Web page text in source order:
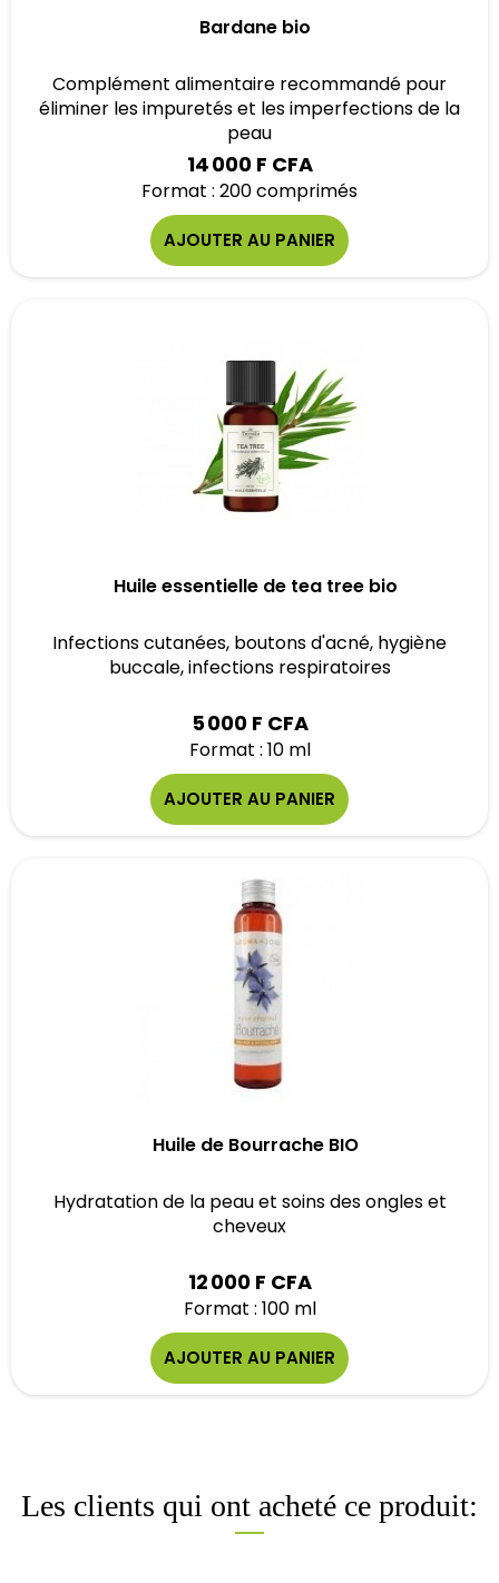
Bardane bio
Complément alimentaire recommandé pour
éliminer les impuretés et les imperfections de la
peau
14 000 F CFA
Format : 200 comprimés
AJOUTER AU PANIER
Huile essentielle de tea tree bio
Infections cutanées, boutons d'acné, hygiène
buccale, infections respiratoires
5 000 F CFA
Format : 10 ml
AJOUTER AU PANIER
Huile de Bourrache BIO
Hydratation de la peau et soins des ongles et
cheveux
12 000 F CFA
Format : 100 ml
AJOUTER AU PANIER
Les clients qui ont acheté ce produit: